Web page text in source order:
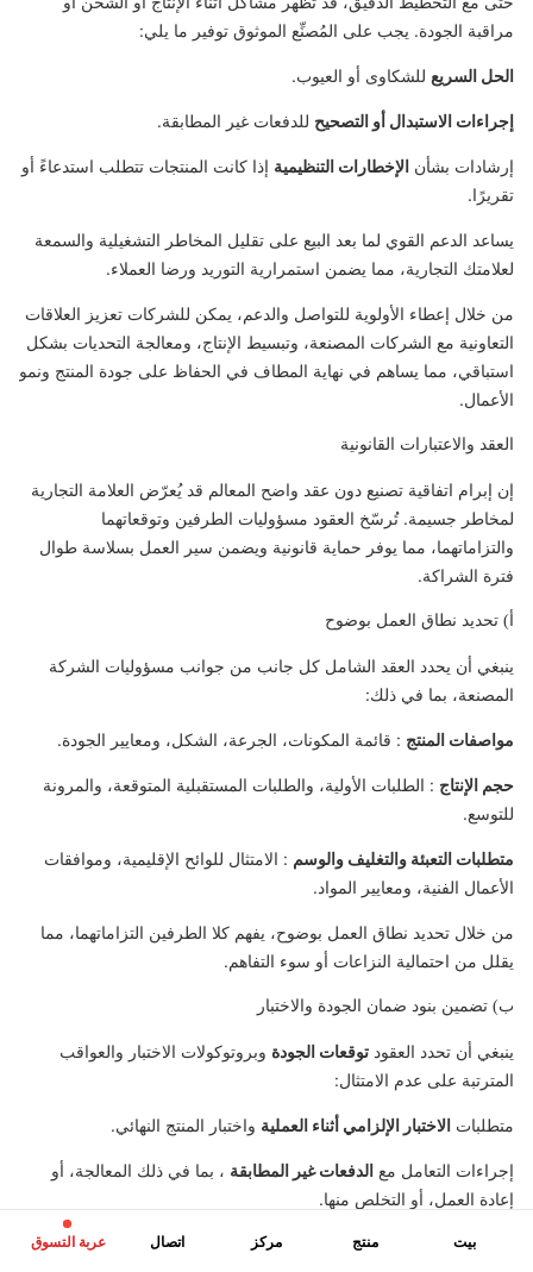
مراقبة الجودة. يجب على المُصنِّع الموثوق توفير ما يلي:
الحل السريع للشكاوى أو العيوب.
إجراءات الاستبدال أو التصحيح للدفعات غير المطابقة.
إرشادات بشأن الإخطارات التنظيمية إذا كانت المنتجات تتطلب استدعاءً أو
تقريرًا.
يساعد الدعم القوي لما بعد البيع على تقليل المخاطر التشغيلية والسمعة
لعلامتك التجارية، مما يضمن استمرارية التوريد ورضا العملاء.
من خلال إعطاء الأولوية للتواصل والدعم، يمكن للشركات تعزيز العلاقات
التعاونية مع الشركات المصنعة، وتبسيط الإنتاج، ومعالجة التحديات بشكل
استباقي، مما يساهم في نهاية المطاف في الحفاظ على جودة المنتج ونمو
الأعمال.
العقد والاعتبارات القانونية
إن إبرام اتفاقية تصنيع دون عقد واضح المعالم قد يُعرّض العلامة التجارية
لمخاطر جسيمة. تُرسّخ العقود مسؤوليات الطرفين وتوقعاتهما
والتزاماتهما، مما يوفر حماية قانونية ويضمن سير العمل بسلاسة طوال
فترة الشراكة.
أ) تحديد نطاق العمل بوضوح
ينبغي أن يحدد العقد الشامل كل جانب من جوانب مسؤوليات الشركة
المصنعة، بما في ذلك:
مواصفات المنتج : قائمة المكونات، الجرعة، الشكل، ومعايير الجودة.
حجم الإنتاج : الطلبات الأولية، والطلبات المستقبلية المتوقعة، والمرونة
للتوسع.
متطلبات التعبئة والتغليف والوسم : الامتثال للوائح الإقليمية، وموافقات
الأعمال الفنية، ومعايير المواد.
من خلال تحديد نطاق العمل بوضوح، يفهم كلا الطرفين التزاماتهما، مما
يقلل من احتمالية النزاعات أو سوء التفاهم.
ب) تضمين بنود ضمان الجودة والاختبار
ينبغي أن تحدد العقود توقعات الجودة وبروتوكولات الاختبار والعواقب
المترتبة على عدم الامتثال:
متطلبات الاختبار الإلزامي أثناء العملية واختبار المنتج النهائي.
إجراءات التعامل مع الدفعات غير المطابقة ، بما في ذلك المعالجة، أو
إعادة العمل، أو التخلص منها.
المسؤولية عن تكاليف الاختبار من قبل طرف ثالثإذا كانت هناك حاجة
بيت منتج مركز اتصال عربة التسوق